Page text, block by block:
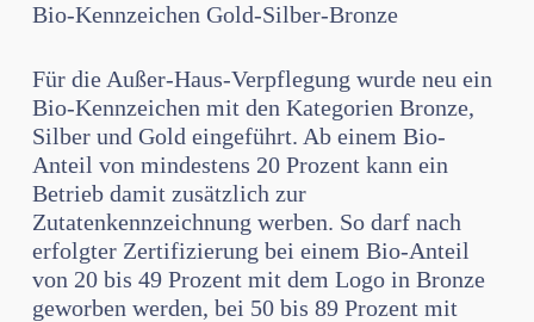
Bio-Kennzeichen Gold-Silber-Bronze
Für die Außer-Haus-Verpflegung wurde neu ein
Bio-Kennzeichen mit den Katego­rien Bronze,
Silber und Gold eingeführt. Ab einem Bio-
Anteil von mindestens 20 Prozent kann ein
Betrieb damit zusätzlich zur
Zutatenkennzeichnung werben. So darf nach
erfolgter Zertifizierung bei einem Bio-Anteil
von 20 bis 49 Prozent mit dem Logo in Bronze
geworben werden, bei 50 bis 89 Prozent mit